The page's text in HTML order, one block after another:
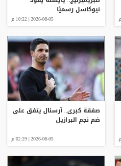
نيوكاسل رسميًا
2026-08-05 | 10:22 م
صفقة كبرى.. آرسنال يتفق على
ضم نجم البرازيل
2026-08-05 | 02:29 م